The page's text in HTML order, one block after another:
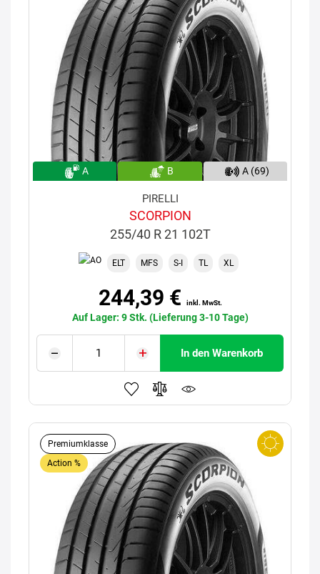
A B A (69)
PIRELLI
SCORPION
255/40 R 21 102T
ELT MFS S-I TL XL
244,39 € inkl. MwSt.
Auf Lager: 9 Stk. (Lieferung 3-10 Tage)
In den Warenkorb
Premiumklasse
Action %